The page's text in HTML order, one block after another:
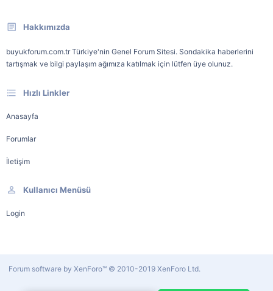
Hakkımızda
buyukforum.com.tr Türkiye'nin Genel Forum Sitesi. Sondakika haberlerini
tartışmak ve bilgi paylaşım ağımıza katılmak için lütfen üye olunuz.
Hızlı Linkler
Anasayfa
Forumlar
İletişim
Kullanıcı Menüsü
Login
Forum software by XenForo™ © 2010-2019 XenForo Ltd.